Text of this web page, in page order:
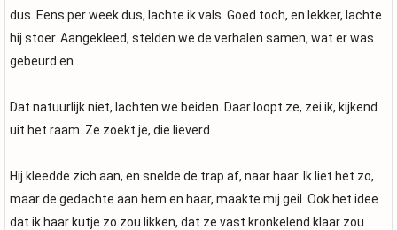
dus. Eens per week dus, lachte ik vals. Goed toch, en lekker, lachte
hij stoer. Aangekleed, stelden we de verhalen samen, wat er was
gebeurd en…
Dat natuurlijk niet, lachten we beiden. Daar loopt ze, zei ik, kijkend
uit het raam. Ze zoekt je, die lieverd.
Hij kleedde zich aan, en snelde de trap af, naar haar. Ik liet het zo,
maar de gedachte aan hem en haar, maakte mij geil. Ook het idee
dat ik haar kutje zo zou likken, dat ze vast kronkelend klaar zou